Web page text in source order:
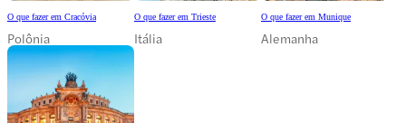
O que fazer em Cracóvia
Polônia
O que fazer em Trieste
Itália
O que fazer em Munique
Alemanha